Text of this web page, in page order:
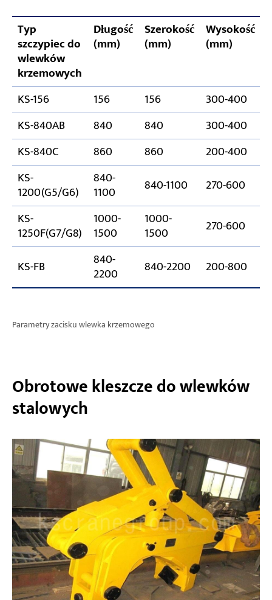
Typ
szczypiec do
wlewków
krzemowych
Długość
(mm)
Szerokość
(mm)
Wysokość
(mm)
KS-156 156 156 300-400
KS-840AB
840 840 300-400
KS-840C
860 860 200-400
KS-
1200(G5/G6)
840-
1100 840-1100 270-600
KS-
1250F(G7/G8)
1000-
1500
1000-
1500 270-600
KS-FB 840-
2200 840-2200 200-800
Parametry zacisku wlewka krzemowego
Obrotowe kleszcze do wlewków
stalowych